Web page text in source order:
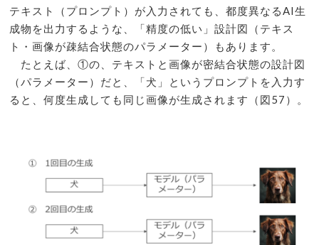
テキスト（プロンプト）が入力されても、都度異なるAI生
成物を出力するような、「精度の低い」設計図（テキス
ト・画像が疎結合状態のパラメーター）もあります。
たとえば、①の、テキストと画像が密結合状態の設計図
（パラメーター）だと、「犬」というプロンプトを入力す
ると、何度生成しても同じ画像が生成されます（図57）。